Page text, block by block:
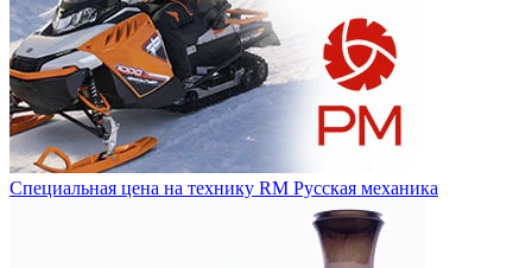
Специальная цена на технику RM Русская механика